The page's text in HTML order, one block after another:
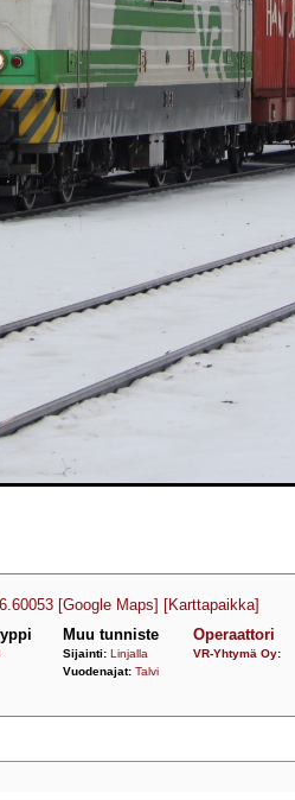
[Google Maps] [Karttapaikka]
Muu tunniste
Sijainti: Linjalla
Vuodenajat: Talvi
Operaattori
VR-Yhtymä Oy: